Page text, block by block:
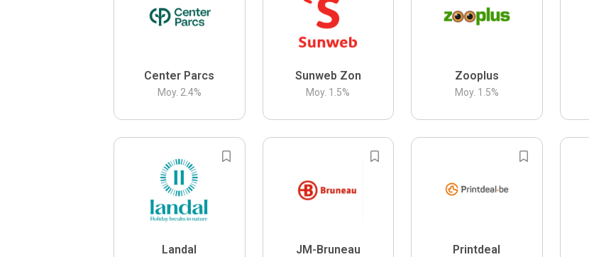
Center Parcs
Moy. 2.4%
Sunweb Zon
Moy. 1.5%
Zooplus
Moy. 1.5%
Landal JM-Bruneau Printdeal